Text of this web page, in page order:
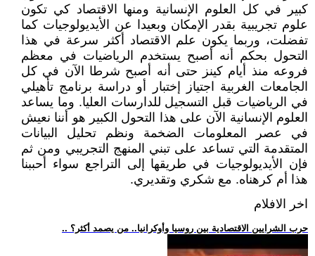
كبير في كل العلوم الإنسانية ومنها الاقتصاد كي تكون
علوم تجريبية بقدر الإمكان وبعيدا عن الأيديولوجيات كما
تفضلت، وربما يكون علم الاقتصاد أكثر سرعة في هذا
التحول بحكم أنه أصبح يستخدم الرياضيات في معظم
فروعه منذ أيام كينز حتى أنه أصبح شرطا الآن في كل
الجامعات الغربية اجتياز إختبار أو دراسة برنامج تأهيلي
في الرياضيات قبل التسجيل للدارسات العليا. وما يساعد
العلوم الإنسانية الآن على هذا التحول الكبير هو أننا نعيش
في عصر المعلومات الضخمة ونظم تحليل البيانات
المتقدمة التي تساعد على تبني المنهج التجريبي ومن ثم
فإن الأيديولوجيات في طريقها إلى التراجع سواء أحببنا
هذا أم كرهناه. مع شكري وتقديري.
اخر الافلام
.. حرب الشرايين الاقتصادية بين روسيا وأوكرانيا.. من يصمد أكثر؟